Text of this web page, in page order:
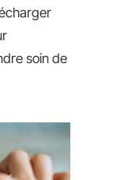
soin de